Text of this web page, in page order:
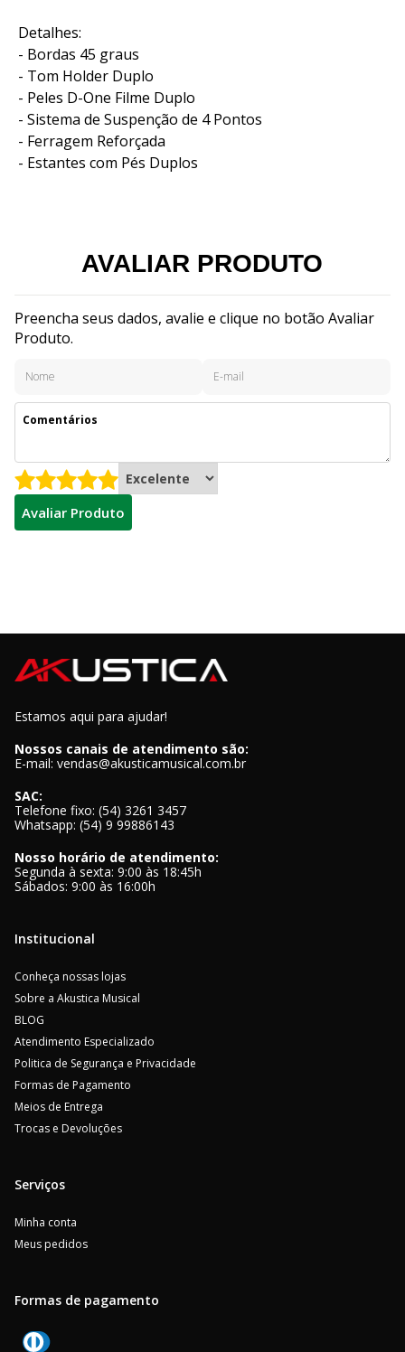
Detalhes:
- Bordas 45 graus
- Tom Holder Duplo
- Peles D-One Filme Duplo
- Sistema de Suspenção de 4 Pontos
- Ferragem Reforçada
- Estantes com Pés Duplos
AVALIAR PRODUTO
Preencha seus dados, avalie e clique no botão Avaliar
Produto.
Avaliar Produto
Estamos aqui para ajudar!
Nossos canais de atendimento são:
E-mail: vendas@akusticamusical.com.br
SAC:
Telefone fixo: (54) 3261 3457
Whatsapp: (54) 9 99886143
Nosso horário de atendimento:
Segunda à sexta: 9:00 às 18:45h
Sábados: 9:00 às 16:00h
Institucional
Conheça nossas lojas
Sobre a Akustica Musical
BLOG
Atendimento Especializado
Politica de Segurança e Privacidade
Formas de Pagamento
Meios de Entrega
Trocas e Devoluções
Serviços
Minha conta
Meus pedidos
Formas de pagamento